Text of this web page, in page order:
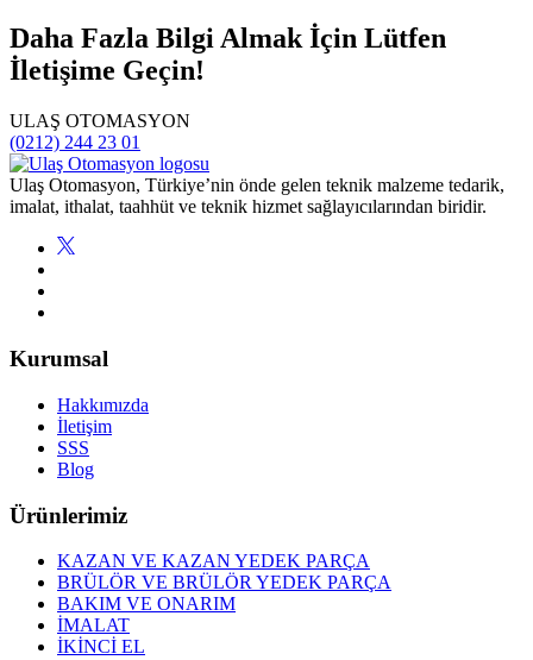
Daha Fazla Bilgi Almak İçin Lütfen
İletişime Geçin!
ULAŞ OTOMASYON
(0212) 244 23 01
Ulaş Otomasyon, Türkiye’nin önde gelen teknik malzeme tedarik,
imalat, ithalat, taahhüt ve teknik hizmet sağlayıcılarından biridir.
Kurumsal
Hakkımızda
İletişim
SSS
Blog
Ürünlerimiz
KAZAN VE KAZAN YEDEK PARÇA
BRÜLÖR VE BRÜLÖR YEDEK PARÇA
BAKIM VE ONARIM
İMALAT
İKİNCİ EL